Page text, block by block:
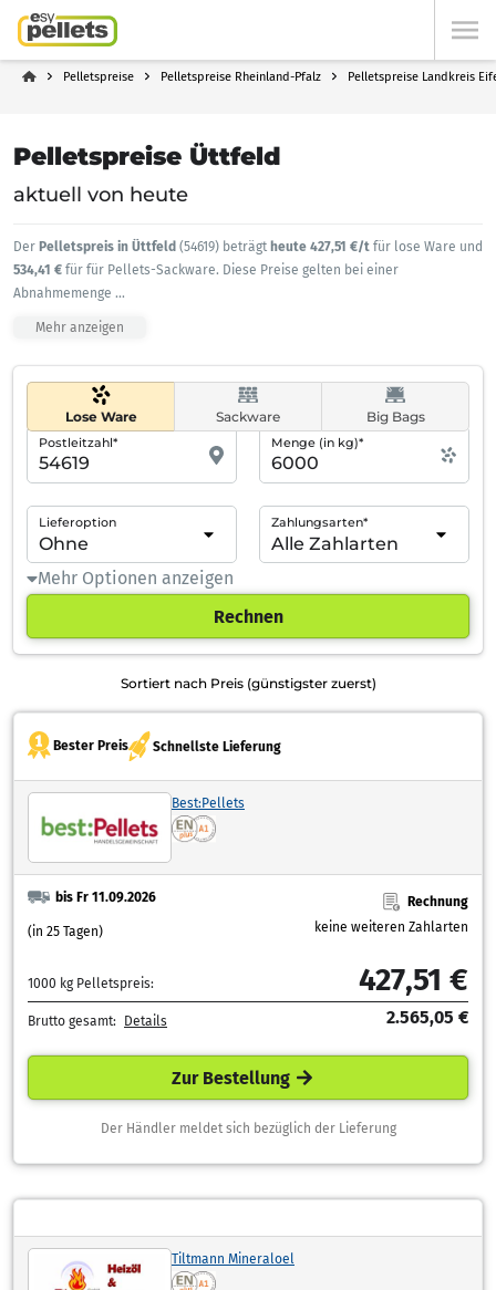
Pelletspreise Pelletspreise Rheinland-Pfalz Pelletspreise Landkreis
Pelletspreise Üttfeld
aktuell von heute
Der Pelletspreis in Üttfeld (54619) beträgt heute 427,51 €/t für lose Ware und
534,41 € für für Pellets-Sackware. Diese Preise gelten bei einer
Abnahmemenge ...
Mehr anzeigen
Lose Ware Sackware Big Bags
Postleitzahl* Menge (in kg)*
Lieferoption Zahlungsarten*
Mehr Optionen anzeigen
Rechnen
Sortiert nach Preis (günstigster zuerst)
Bester Preis Schnellste Lieferung
Best:Pellets
bis Fr 11.09.2026
(in 25 Tagen)
Rechnung
keine weiteren Zahlarten
1000 kg Pelletspreis: 427,51 €
Brutto gesamt: Details 2.565,05 €
Zur Bestellung
Der Händler meldet sich bezüglich der Lieferung
Tiltmann Mineraloel